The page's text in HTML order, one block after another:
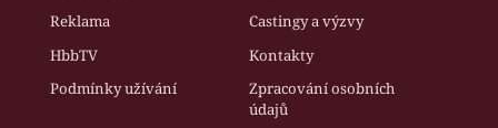
Reklama
Castingy a výzvy
HbbTV
Kontakty
Podmínky užívání
Zpracování osobních
údajů